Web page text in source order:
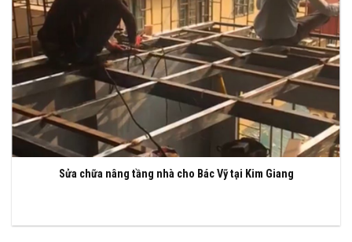
Sửa chữa nâng tầng nhà cho Bác Vỹ tại Kim Giang